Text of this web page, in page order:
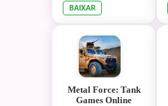
BAIXAR
Metal Force: Tank
Games Online